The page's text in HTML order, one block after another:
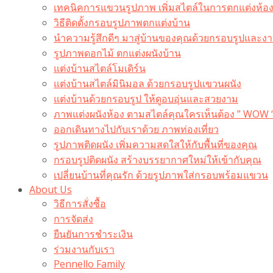
เทคนิคการแขวนรูปภาพ เพิ่มสไตล์ในการตกแต่งห้อง
วิธีติดตั้งกรอบรูปภาพตกแต่งบ้าน
นำความรู้สึกดีๆ มาสู่บ้านของคุณด้วยกรอบรูปและง
รูปภาพดอกไม้ ตกแต่งผนังบ้าน
แต่งบ้านสไตล์โมเดิร์น
แต่งบ้านสไตล์มินิมอล ด้วยกรอบรูปแขวนผนัง
แต่งบ้านด้วยกรอบรูป ให้ดูอบอุ่นและสวยงาม
ภาพแต่งผนังห้อง ตามสไตล์คุณใครเห็นต้อง ” WOW
ออกเดินทางไปกับเราด้วย ภาพท่องเที่ยว
รูปภาพติดผนัง เพิ่มความสดใสให้กับพื้นที่ของคุณ
กรอบรูปติดผนัง สร้างบรรยากาศใหม่ให้เข้ากับคุณ
เปลี่ยนบ้านที่คุณรัก ด้วยรูปภาพใส่กรอบพร้อมแขวน​
About Us
วิธีการสั่งซื้อ
การจัดส่ง
ยืนยันการชำระเงิน
ร่วมงานกับเรา
Pennello Family